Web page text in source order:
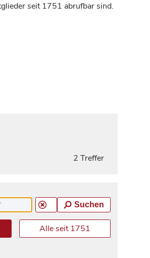
seit 1751 abrufbar sind.
2 Treffer
Suchen
Alle seit 1751